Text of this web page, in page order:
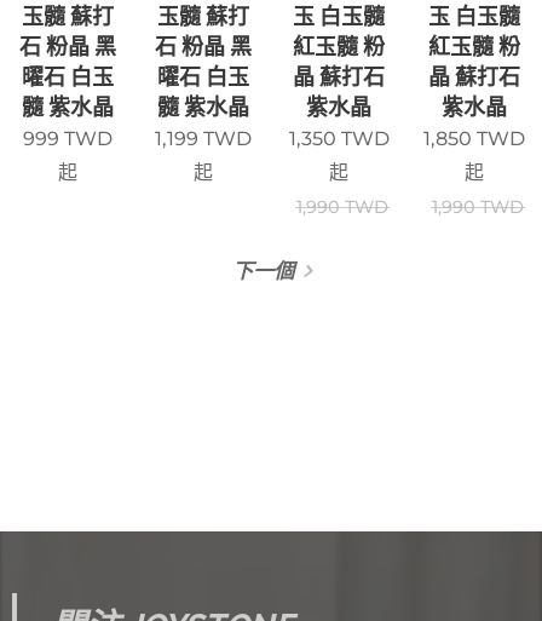
玉髓 蘇打
石 粉晶 黑
曜石 白玉
髓 紫水晶
999 TWD
起
玉髓 蘇打
石 粉晶 黑
曜石 白玉
髓 紫水晶
1,199 TWD
起
玉 白玉髓
紅玉髓 粉
晶 蘇打石
紫水晶
1,350 TWD
起
1,990TWD
玉 白玉髓
紅玉髓 粉
晶 蘇打石
紫水晶
1,850 TWD
起
1,990TWD
下一個